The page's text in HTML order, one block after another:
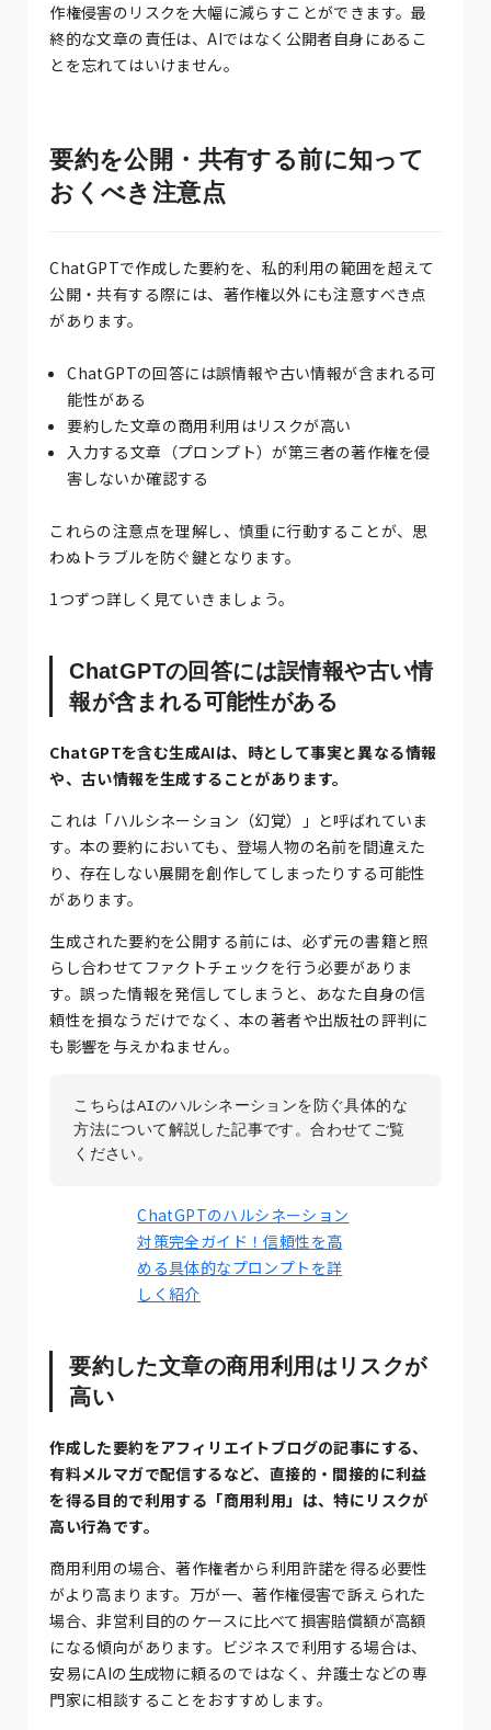
作権侵害のリスクを大幅に減らすことができます。最
終的な文章の責任は、AIではなく公開者自身にあるこ
とを忘れてはいけません。
要約を公開・共有する前に知って
おくべき注意点
ChatGPTで作成した要約を、私的利用の範囲を超えて
公開・共有する際には、著作権以外にも注意すべき点
があります。
ChatGPTの回答には誤情報や古い情報が含まれる可
能性がある
要約した文章の商用利用はリスクが高い
入力する文章（プロンプト）が第三者の著作権を侵
害しないか確認する
これらの注意点を理解し、慎重に行動することが、思
わぬトラブルを防ぐ鍵となります。
1つずつ詳しく見ていきましょう。
ChatGPTの回答には誤情報や古い情
報が含まれる可能性がある
ChatGPTを含む生成AIは、時として事実と異なる情報
や、古い情報を生成することがあります。
これは「ハルシネーション（幻覚）」と呼ばれていま
す。本の要約においても、登場人物の名前を間違えた
り、存在しない展開を創作してしまったりする可能性
があります。
生成された要約を公開する前には、必ず元の書籍と照
らし合わせてファクトチェックを行う必要がありま
す。誤った情報を発信してしまうと、あなた自身の信
頼性を損なうだけでなく、本の著者や出版社の評判に
も影響を与えかねません。
こちらはAIのハルシネーションを防ぐ具体的な
方法について解説した記事です。合わせてご覧
ください。
ChatGPTのハルシネーション
対策完全ガイド！信頼性を高
める具体的なプロンプトを詳
しく紹介
要約した文章の商用利用はリスクが
高い
作成した要約をアフィリエイトブログの記事にする、
有料メルマガで配信するなど、直接的・間接的に利益
を得る目的で利用する「商用利用」は、特にリスクが
高い行為です。
商用利用の場合、著作権者から利用許諾を得る必要性
がより高まります。万が一、著作権侵害で訴えられた
場合、非営利目的のケースに比べて損害賠償額が高額
になる傾向があります。ビジネスで利用する場合は、
安易にAIの生成物に頼るのではなく、弁護士などの専
門家に相談することをおすすめします。